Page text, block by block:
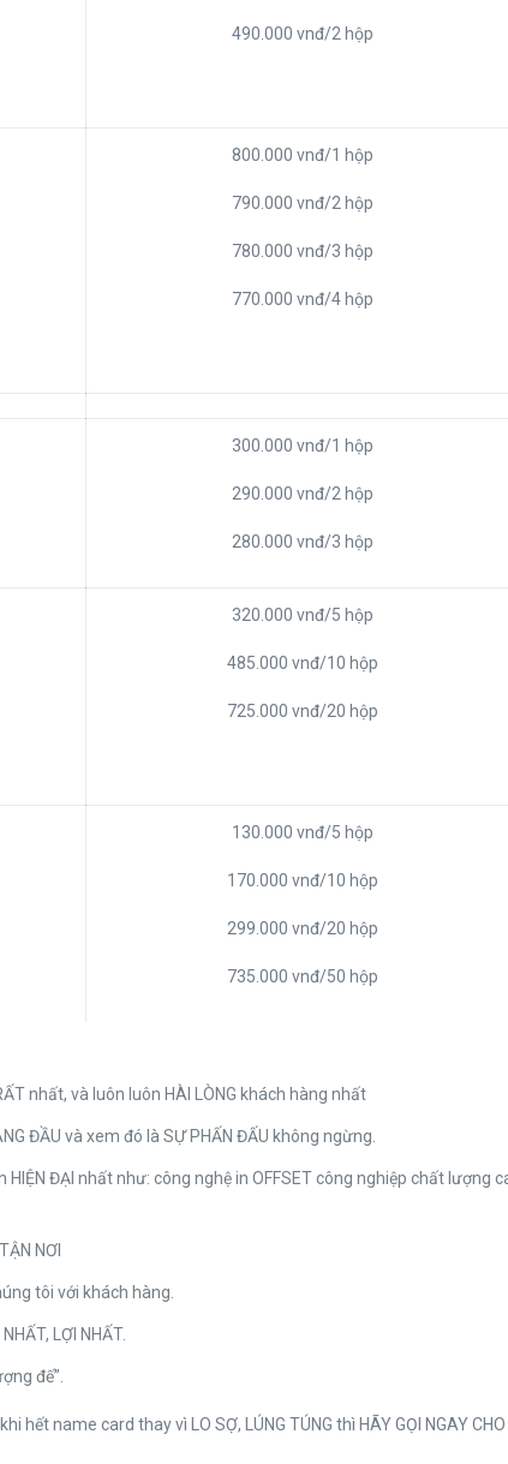
490.000 vnđ/2 hộp
800.000 vnđ/1 hộp
790.000 vnđ/2 hộp
780.000 vnđ/3 hộp
770.000 vnđ/4 hộp
300.000 vnđ/1 hộp
290.000 vnđ/2 hộp
280.000 vnđ/3 hộp
320.000 vnđ/5 hộp
485.000 vnđ/10 hộp
725.000 vnđ/20 hộp
130.000 vnđ/5 hộp
170.000 vnđ/10 hộp
299.000 vnđ/20 hộp
735.000 vnđ/50 hộp
nhất, và luôn luôn HÀI LÒNG khách hàng nhất
ĐẦU và xem đó là SỰ PHẤN ĐẤU không ngừng.
ĐẠI nhất như: công nghệ in OFFSET công nghiệp chất lượng
NƠI
tôi với khách hàng.
LỢI NHẤT.
đế”.
name card thay vì LO SỢ, LÚNG TÚNG thì HÃY GỌI NGAY CHO